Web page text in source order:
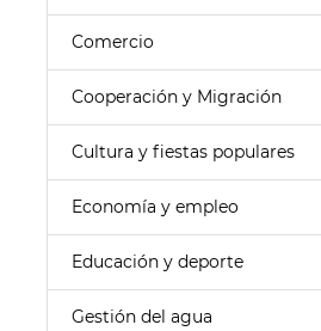
Comercio
Cooperación y Migración
Cultura y fiestas populares
Economía y empleo
Educación y deporte
Gestión del agua